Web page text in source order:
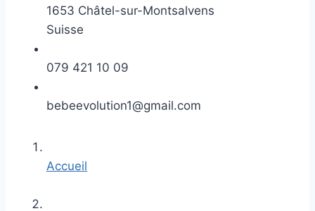
1653 Châtel-sur-Montsalvens
Suisse
079 421 10 09
bebeevolution1@gmail.com
Accueil